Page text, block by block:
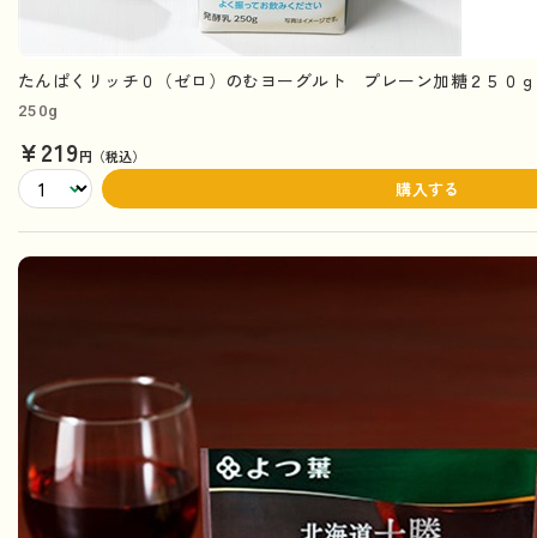
たんぱくリッチ０（ゼロ）のむヨーグルト プレーン加糖２５０
250g
¥219円（税込）
購入する